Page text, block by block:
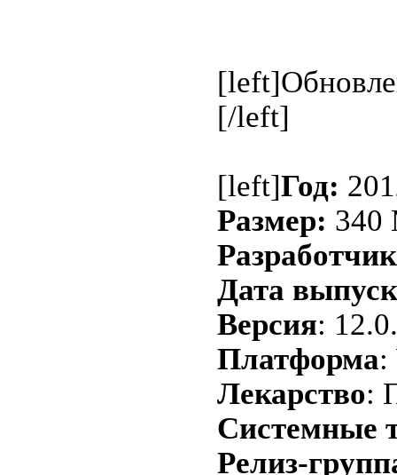
[/left]
[left]Год:
Размер: 340
Разработчик
Дата
Версия:
Платформа:
Лекарство:
Системные
Релиз-